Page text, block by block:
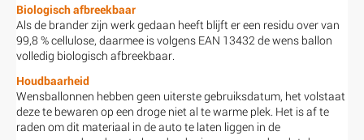
Biologisch afbreekbaar
Als de brander zijn werk gedaan heeft blijft er een residu over van
99,8 % cellulose, daarmee is volgens EAN 13432 de wens ballon
volledig biologisch afbreekbaar.
Houdbaarheid
Wensballonnen hebben geen uiterste gebruiksdatum, het volstaat
deze te bewaren op een droge niet al te warme plek. Het is af te
raden om dit materiaal in de auto te laten liggen in de